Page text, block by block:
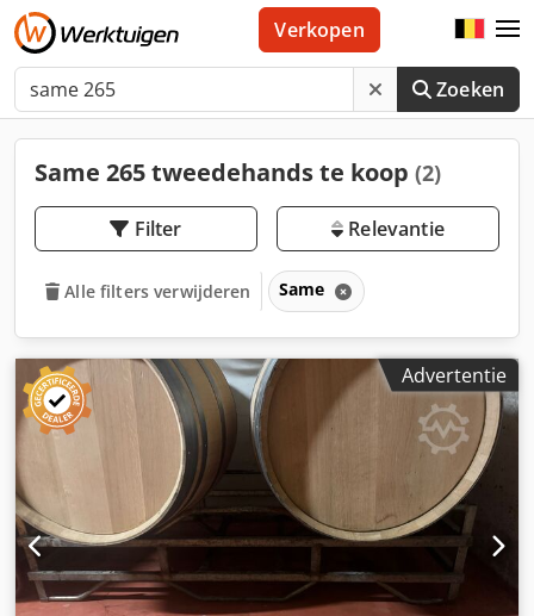
Zoeken
Verkopen
Same 265 tweedehands te koop (2)
Filter Relevantie
Alle filters verwijderen Same
Advertentie